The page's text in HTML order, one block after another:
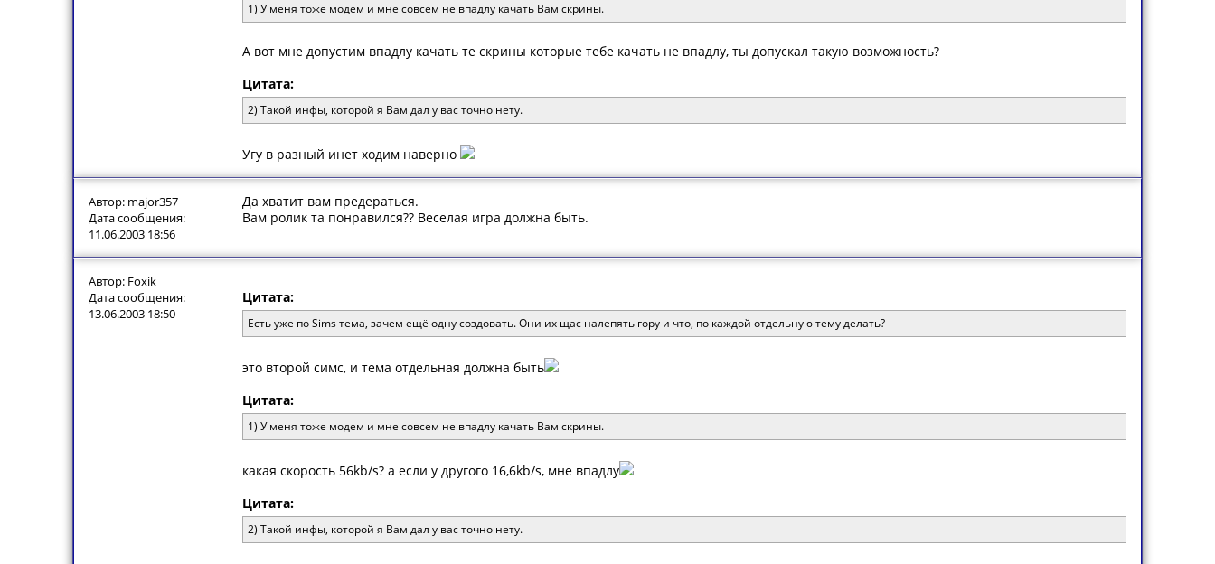
1) У меня тоже модем и мне совсем не впадлу качать Вам скрины.
А вот мне допустим впадлу качать те скрины которые тебе качать не впадлу, ты допускал такую возможность?
Цитата:
2) Такой инфы, которой я Вам дал у вас точно нету.
Угу в разный инет ходим наверно
Автор: major357
Дата сообщения:
11.06.2003 18:56
Да хватит вам предераться.
Вам ролик та понравился?? Веселая игра должна быть.
Автор: Foxik
Дата сообщения:
13.06.2003 18:50
Цитата:
Есть уже по Sims тема, зачем ещё одну создовать. Они их щас налепять гору и что, по каждой отдельную тему делать?
это второй симс, и тема отдельная должна быть
Цитата:
1) У меня тоже модем и мне совсем не впадлу качать Вам скрины.
какая скорость 56kb/s? а если у другого 16,6kb/s, мне впадлу
Цитата:
2) Такой инфы, которой я Вам дал у вас точно нету.